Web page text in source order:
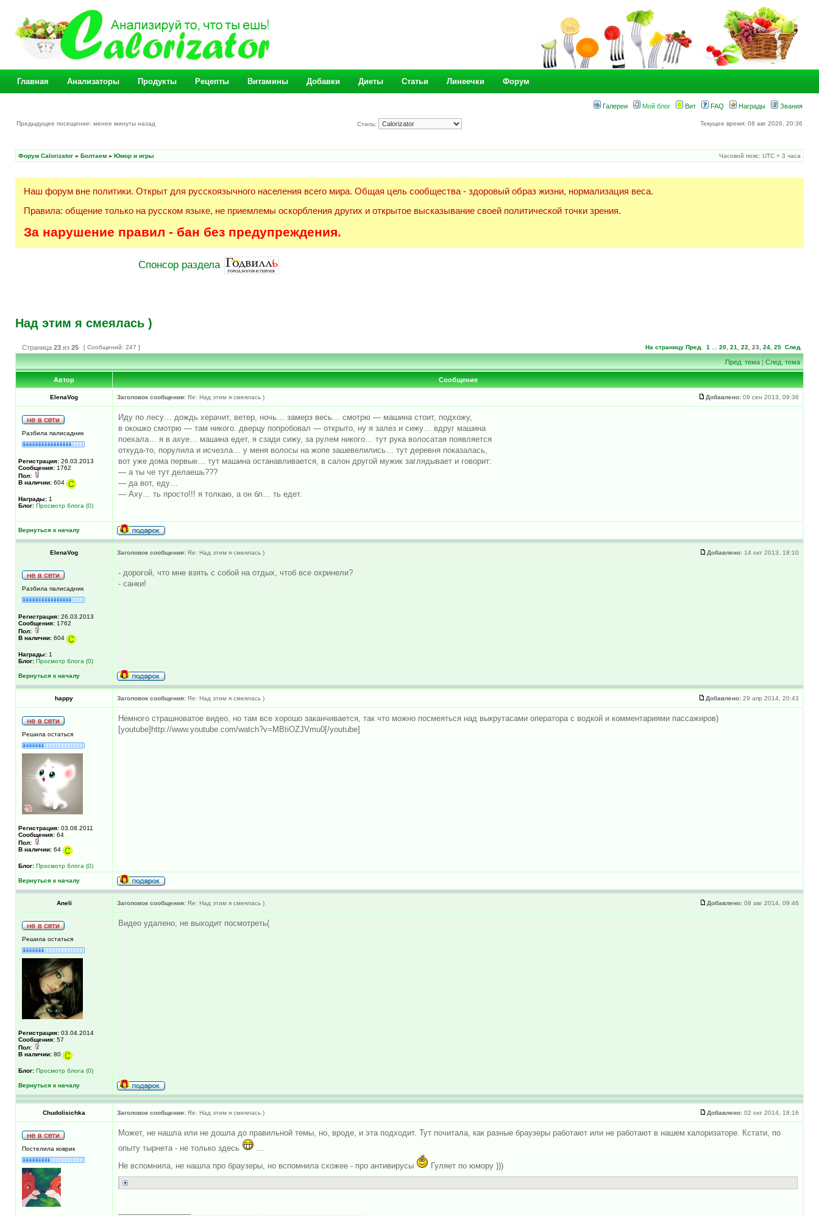
Главная Анализаторы Продукты Рецепты Витамины Добавки Диеты Статьи Линеечки Форум
Галереи Мой блог Вит FAQ Награды Звания
Предыдущее посещение: менее минуты назад Стиль: Текущее время: 08 авг 2026, 20:36
Форум Calorizator » Болтаем » Юмор и игры Часовой пояс: UTC + 3 часа
Наш форум вне политики. Открыт для русскоязычного населения всего мира. Общая цель сообщества - здоровый образ жизни, нормализация веса.
Правила: общение только на русском языке, не приемлемы оскорбления других и открытое высказывание своей политической точки зрения.
За нарушение правил - бан без предупреждения.
Спонсор раздела
Над этим я смеялась )
Страница 23 из 25 [ Сообщений: 247 ] На страницу Пред. 1 20 21 22 23 24 25 След.
Пред. тема|След. тема
Автор Сообщение
ElenaVog Заголовок сообщения: Re: Над этим я смеялась ) Добавлено: 09 сен 2013, 09:36
Разбила палисадник
Регистрация: 26.03.2013
Сообщения: 1762
Пол:
В наличии: 604
Награды: 1
Блог: Просмотр блога (0)
Иду по лесу… дождь херачит, ветер, ночь… замерз весь… смотрю — машина стоит, подхожу,
в окошко смотрю — там никого. дверцу попробовал — открыто, ну я залез и сижу… вдруг машина
поехала… я в ахуе… машина едет, я сзади сижу, за рулем никого… тут рука волосатая появляется
откуда-то, порулила и исчезла… у меня волосы на жопе зашевелились… тут деревня показалась,
вот уже дома первые… тут машина останавливается, в салон другой мужик заглядывает и говорит:
— а ты че тут делаешь???
— да вот, еду…
— Аху… ть просто!!! я толкаю, а он бл… ть едет.
Вернуться к началу
ElenaVog Заголовок сообщения: Re: Над этим я смеялась ) Добавлено: 14 окт 2013, 18:10
Разбила палисадник
Регистрация: 26.03.2013
Сообщения: 1762
Пол:
В наличии: 604
Награды: 1
Блог: Просмотр блога (0)
- дорогой, что мне взять с собой на отдых, чтоб все охринели?
- санки!
Вернуться к началу
happy Заголовок сообщения: Re: Над этим я смеялась ) Добавлено: 29 апр 2014, 20:43
Решила остаться
Регистрация: 03.08.2011
Сообщения: 64
Пол:
В наличии: 64
Блог: Просмотр блога (0)
Немного страшноватое видео, но там все хорошо заканчивается, так что можно посмеяться над выкрутасами оператора с водкой и комментариями пассажиров)
[youtube]http://www.youtube.com/watch?v=MBtiOZJVmu0[/youtube]
Вернуться к началу
Aneli Заголовок сообщения: Re: Над этим я смеялась ) Добавлено: 08 авг 2014, 09:46
Решила остаться
Регистрация: 03.04.2014
Сообщения: 57
Пол:
В наличии: 80
Блог: Просмотр блога (0)
Видео удалено, не выходит посмотреть(
Вернуться к началу
Chudolisichka Заголовок сообщения: Re: Над этим я смеялась ) Добавлено: 02 окт 2014, 18:16
Постелила коврик
Может, не нашла или не дошла до правильной темы, но, вроде, и эта подходит. Тут почитала, как разные браузеры работают или не работают в нашем калоризаторе. Кстати, по
опыту тырнета - не только здесь
Не вспомнила, не нашла про браузеры, но вспомнила схожее - про антивирусы
Гуляет по юмору )))